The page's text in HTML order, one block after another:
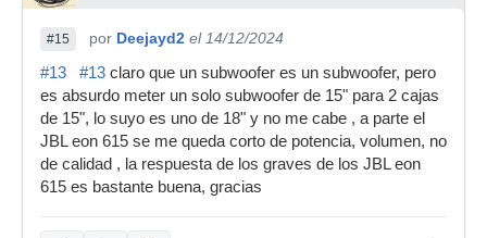
#15 por Deejayd2 el 14/12/2024
#13
#13 claro que un subwoofer es un subwoofer, pero
es absurdo meter un solo subwoofer de 15" para 2 cajas
de 15", lo suyo es uno de 18" y no me cabe , a parte el
JBL eon 615 se me queda corto de potencia, volumen, no
de calidad , la respuesta de los graves de los JBL eon
615 es bastante buena, gracias